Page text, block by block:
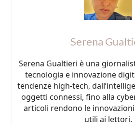
Serena
Serena Gualtieri è una
tecnologia e innovazione
tendenze high-tech,
oggetti connessi, fino alla
articoli rendono le
utili ai lettori.